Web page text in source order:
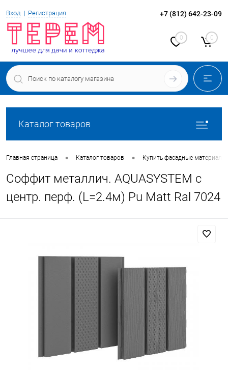
Вход Регистрация +7 (812) 642-23-09
0 0
Каталог товаров
Главная страница • Каталог товаров • Купить фасадные
Соффит металлич. AQUASYSTEM c
центр. перф. (L=2.4м) Pu Matt Ral 7024